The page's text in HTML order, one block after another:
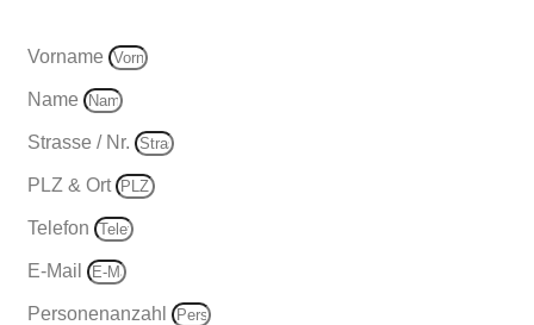
Vorname
Name
Strasse / Nr.
PLZ & Ort
Telefon
E-Mail
Personenanzahl